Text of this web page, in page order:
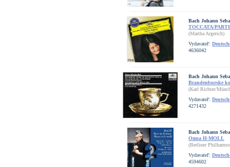
Bach Johann
TOCCATA/
(Martha Argerich)
Vydavateľ:
4636042
Bach Johann
Brandenburske
(Karl Richter/
Vydavateľ:
4271432
Bach Johann
Omsa H-MOLL
(Berliner
Vydavateľ:
4594602